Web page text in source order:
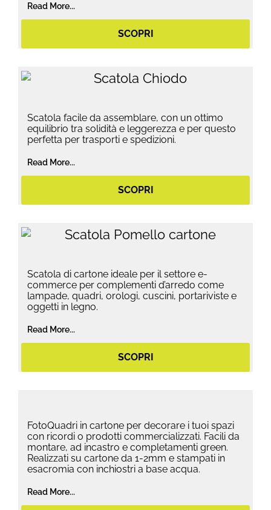
Read More...
SCOPRI
Scatola facile da assemblare, con un ottimo
equilibrio tra solidità e leggerezza e per questo
perfetta per trasporti e spedizioni.
Read More...
SCOPRI
Scatola di cartone ideale per il settore e-
commerce per complementi d’arredo come
lampade, quadri, orologi, cuscini, portariviste e
oggetti in legno.
Read More...
SCOPRI
FotoQuadri in cartone per decorare i tuoi spazi
con ricordi o prodotti commercializzati. Facili da
montare, ad incastro e completamenti green.
Realizzati su cartone da 1-2mm e stampati in
esacromia con inchiostri a base acqua.
Read More...